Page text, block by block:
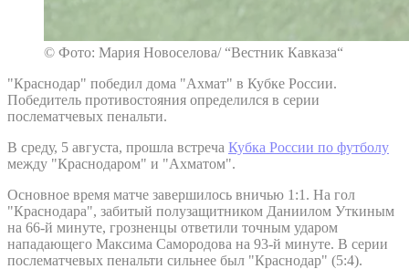
© Фото: Мария Новоселова/ “Вестник Кавказа“
"Краснодар" победил дома "Ахмат" в Кубке России.
Победитель противостояния определился в серии
послематчевых пенальти.
В среду, 5 августа, прошла встреча Кубка России по футболу
между "Краснодаром" и "Ахматом".
Основное время матче завершилось вничью 1:1. На гол
"Краснодара", забитый полузащитником Даниилом Уткиным
на 66-й минуте, грозненцы ответили точным ударом
нападающего Максима Самородова на 93-й минуте. В серии
послематчевых пенальти сильнее был "Краснодар" (5:4).